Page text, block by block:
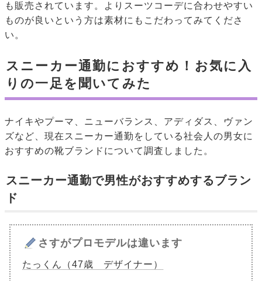
も販売されています。よりスーツコーデに合わせやすい
ものが良いという方は素材にもこだわってみてくださ
い。
スニーカー通勤におすすめ！お気に入
りの一足を聞いてみた
ナイキやプーマ、ニューバランス、アディダス、ヴァン
ズなど、現在スニーカー通勤をしている社会人の男女に
おすすめの靴ブランドについて調査しました。
スニーカー通勤で男性がおすすめするブラン
ド
さすがプロモデルは違います
たっくん（47歳 デザイナー）